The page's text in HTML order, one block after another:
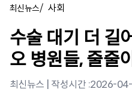
최신뉴스/ 사회
수술 대기 더 길
오 병원들, 줄줄
최신뉴스 | 작성시간 :2026-